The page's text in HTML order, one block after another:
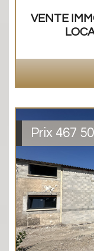
VENTE
Prix 467